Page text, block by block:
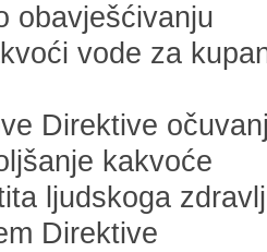
obavješćivanju
vode za
Direktive
kakvoće
ljudskoga
Direktive